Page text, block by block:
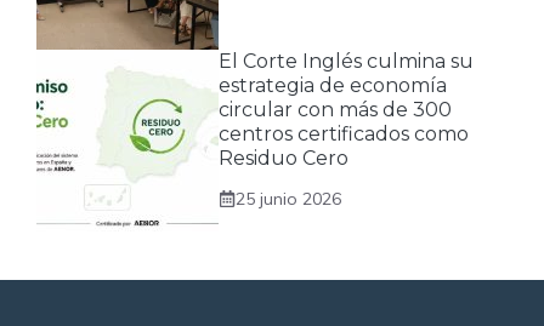
El Corte Inglés culmina su
estrategia de economía
circular con más de 300
centros certificados como
Residuo Cero
25 junio 2026